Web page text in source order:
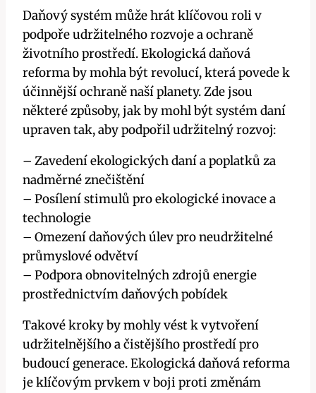
Daňový systém může hrát klíčovou roli v
podpoře udržitelného rozvoje a ochraně
životního prostředí. Ekologická daňová
reforma by mohla být revolucí, která povede k
účinnější ochraně naší planety. Zde jsou
některé způsoby, jak by mohl být systém daní
upraven tak, aby podpořil udržitelný rozvoj:
– Zavedení ekologických daní a poplatků za
nadměrné znečištění
– Posílení stimulů pro ekologické inovace a
technologie
– Omezení daňových úlev pro neudržitelné
průmyslové odvětví
– Podpora obnovitelných zdrojů energie
prostřednictvím daňových pobídek
Takové kroky by mohly vést k vytvoření
udržitelnějšího a čistějšího prostředí pro
budoucí generace. Ekologická daňová reforma
je klíčovým prvkem v boji proti změnám